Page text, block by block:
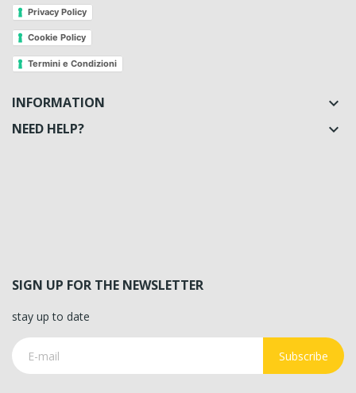
Privacy Policy
Cookie Policy
Termini e Condizioni
INFORMATION 
NEED HELP? 
SIGN UP FOR THE NEWSLETTER
stay up to date
Subscribe